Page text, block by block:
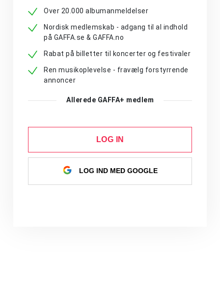
Over 20.000 albumanmeldelser
Nordisk medlemskab - adgang til al indhold
på GAFFA.se & GAFFA.no
Rabat på billetter til koncerter og festivaler
Ren musikoplevelse - fravælg forstyrrende
annoncer
Allerede GAFFA+ medlem
LOG IN
LOG IND MED GOOGLE